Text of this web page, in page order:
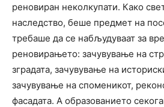
реновиран неколкупати. Како
наследство, беше предмет на
требаше да се набљудуваат за
реновирањето: зачувување на
зградата, зачувување на
зачувување на споменикот,
фасадата. А образованието